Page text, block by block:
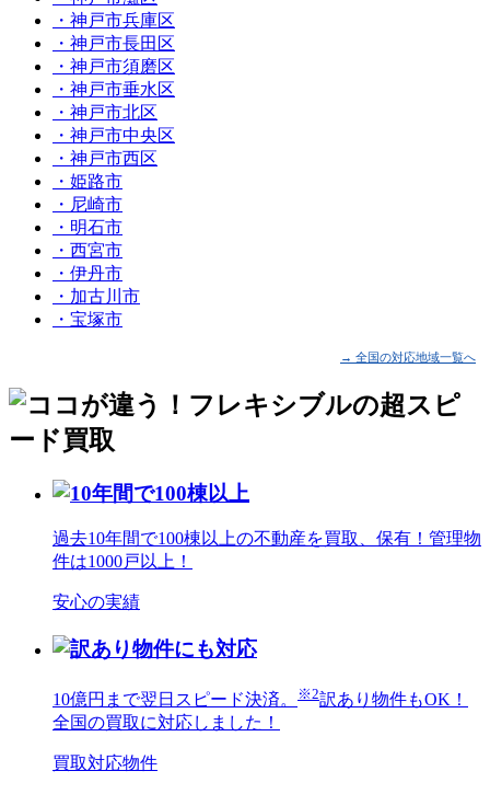
・神戸市兵庫区
・神戸市長田区
・神戸市須磨区
・神戸市垂水区
・神戸市北区
・神戸市中央区
・神戸市西区
・姫路市
・尼崎市
・明石市
・西宮市
・伊丹市
・加古川市
・宝塚市
→ 全国の対応地域一覧へ
過去10年間で100棟以上の不動産を買取、保有！管理物
件は1000戸以上！
安心の実績
10億円まで翌日スピード決済。 ※2訳あり物件もOK！
全国の買取に対応しました！
買取対応物件